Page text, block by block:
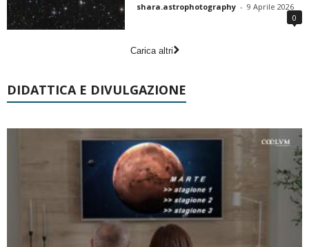
shara.astrophotography - 9 Aprile 2026
0
Carica altri
DIDATTICA E DIVULGAZIONE